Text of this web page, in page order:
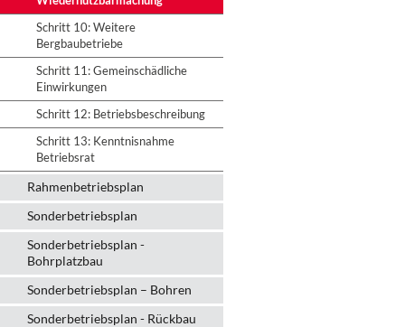
Schritt 10: Weitere
Bergbaubetriebe
Schritt 11: Gemeinschädliche
Einwirkungen
Schritt 12: Betriebsbeschreibung
Schritt 13: Kenntnisnahme
Betriebsrat
Rahmenbetriebsplan
Sonderbetriebsplan
Sonderbetriebsplan -
Bohrplatzbau
Sonderbetriebsplan – Bohren
Sonderbetriebsplan - Rückbau